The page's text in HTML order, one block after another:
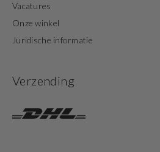
Vacatures
Onze winkel
Juridische informatie
Verzending